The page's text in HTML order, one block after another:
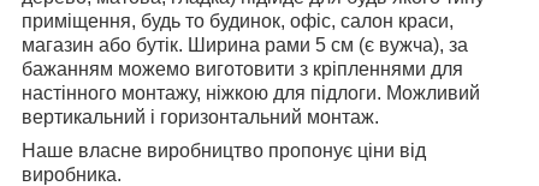
приміщення, будь то будинок, офіс, салон краси,
магазин або бутік. Ширина рами 5 см (є вужча), за
бажанням можемо виготовити з кріпленнями для
настінного монтажу, ніжкою для підлоги. Можливий
вертикальний і горизонтальний монтаж.
Наше власне виробництво пропонує ціни від
виробника.